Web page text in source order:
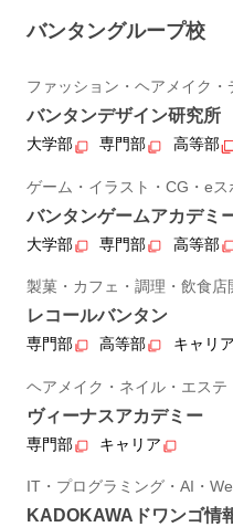
バンタングループ校
ファッション・ヘアメイク・
バンタンデザイン研究所
大学部 専門部 高等部
ゲーム・イラスト・CG・eス
バンタンゲームアカデミ
大学部 専門部 高等部
製菓・カフェ・調理・飲食店
レコールバンタン
専門部 高等部 キャリア
ヘアメイク・ネイル・エステ
ヴィーナスアカデミー
専門部 キャリア
IT・プログラミング・AI・
KADOKAWAドワンゴ情